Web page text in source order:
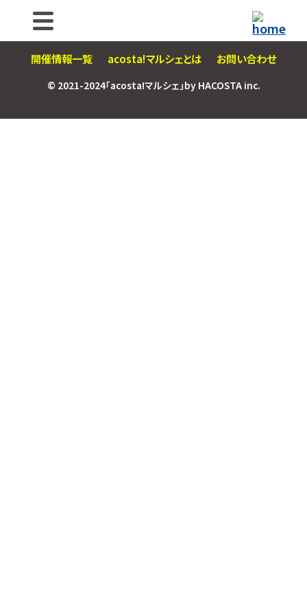
開催情報一覧 acosta!マルシェとは お問い合わせ
© 2021-2024「acosta!マルシェ」by HACOSTA inc.